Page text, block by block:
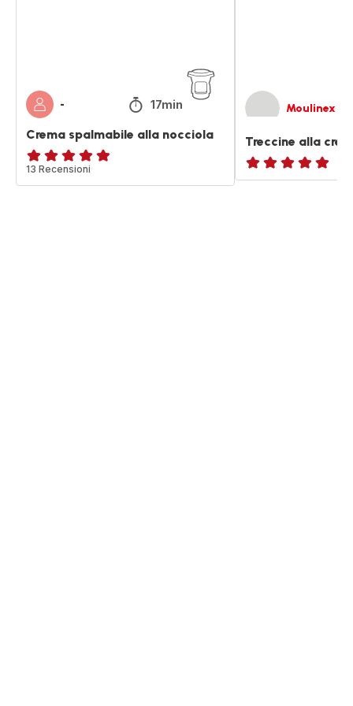
- 17min
Crema spalmabile alla nocciola
ratings.4.8
13 Recensioni
Moulinex
Treccine alla
ratings.NaN